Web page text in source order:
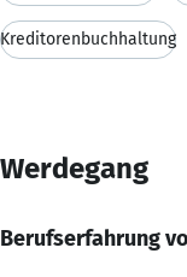
Kreditorenbuchhaltung
Werdegang
Berufserfahrung